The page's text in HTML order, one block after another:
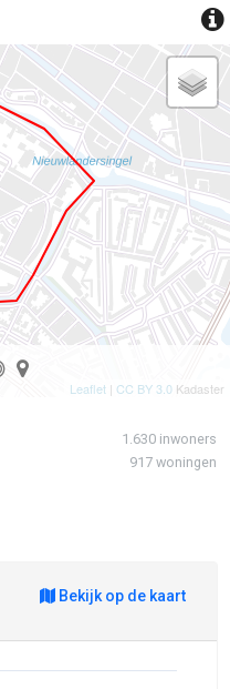
1.630 inwoners
917 woningen
Bekijk op de kaart
Leaflet | CC BY 3.0 Kadaster